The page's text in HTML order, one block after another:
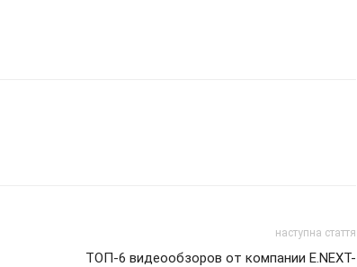
наступна стаття
ТОП-6 видеообзоров от компании E.NEXT-